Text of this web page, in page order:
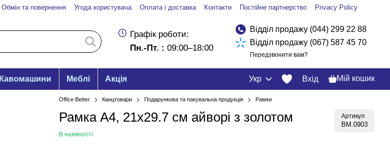
Обмін та повернення Угода користувача Оплата і доставка Контакти Постійне партнерство Privacy Policy
Графік роботи:
Пн.-Пт. : 09:00–18:00
Відділ продажу (044) 299 22 88
Відділ продажу (067) 587 45 70
Передзвонити вам?
Кавомашини Меблі Акція Укр Вхід Мій кошик
Office Better Канцтовари Подарункова та пакувальна продукція Рамки
Рамка А4, 21х29.7 см айворі з золотом Артикул
BM.0903
В наявності